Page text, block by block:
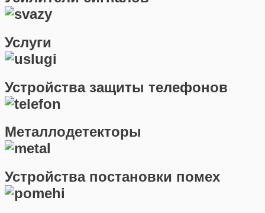
Услуги
Устройства защиты телефонов
Металлодетекторы
Устройства постановки помех